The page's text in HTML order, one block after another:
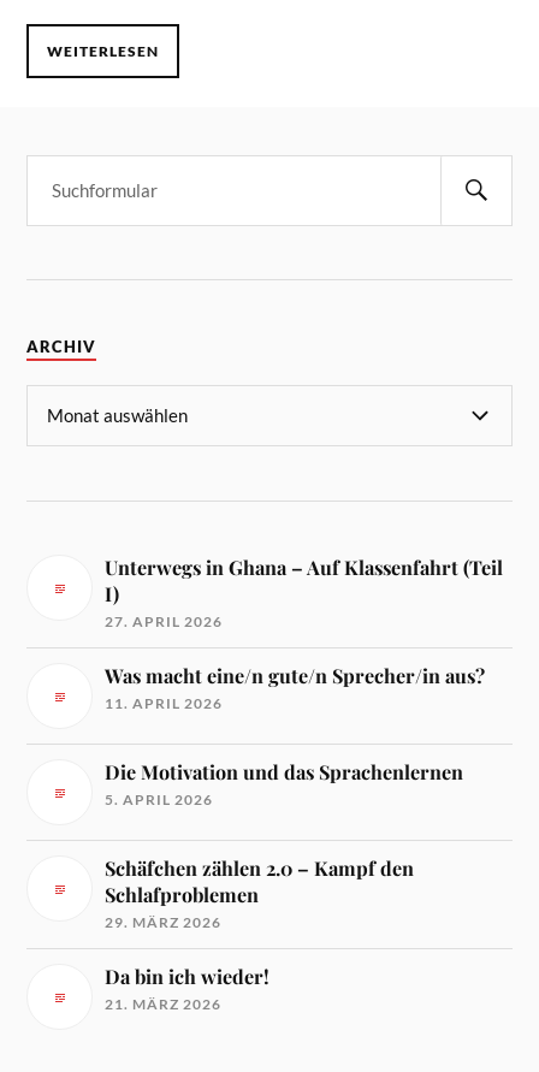
WEITERLESEN
ARCHIV
Unterwegs in Ghana – Auf Klassenfahrt (Teil
I)
27. APRIL 2026
Was macht eine/n gute/n Sprecher/in aus?
11. APRIL 2026
Die Motivation und das Sprachenlernen
5. APRIL 2026
Schäfchen zählen 2.0 – Kampf den
Schlafproblemen
29. MÄRZ 2026
Da bin ich wieder!
21. MÄRZ 2026